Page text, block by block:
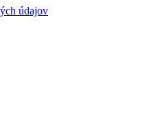
údajov